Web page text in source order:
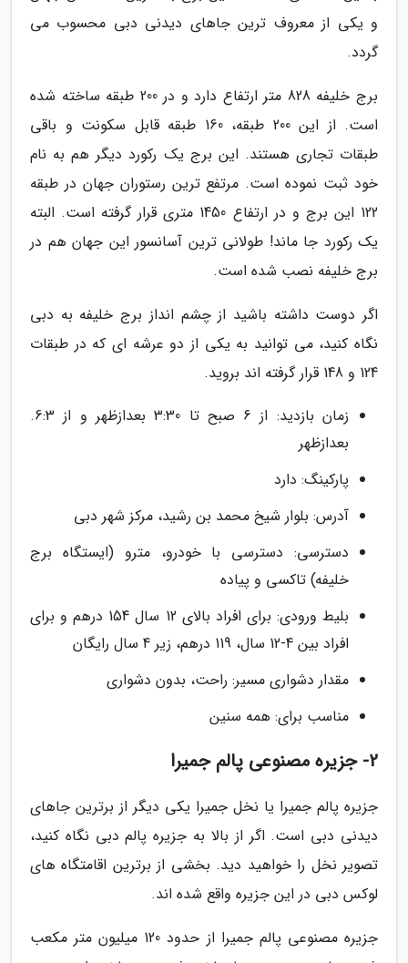
و یکی از معروف ترین جاهای دیدنی دبی محسوب می
گردد.
برج خلیفه 828 متر ارتفاع دارد و در 200 طبقه ساخته شده
است. از این 200 طبقه، 160 طبقه قابل سکونت و باقی
طبقات تجاری هستند. این برج یک رکورد دیگر هم به نام
خود ثبت نموده است. مرتفع ترین رستوران جهان در طبقه
122 این برج و در ارتفاع 1450 متری قرار گرفته است. البته
یک رکورد جا ماند! طولانی ترین آسانسور این جهان هم در
برج خلیفه نصب شده است.
اگر دوست داشته باشید از چشم انداز برج خلیفه به دبی
نگاه کنید، می توانید به یکی از دو عرشه ای که در طبقات
124 و 148 قرار گرفته اند بروید.
زمان بازدید: از 6 صبح تا 3:30 بعدازظهر و از 6:3.
بعدازظهر
پارکینگ: دارد
آدرس: بلوار شیخ محمد بن رشید، مرکز شهر دبی
دسترسی: دسترسی با خودرو، مترو (ایستگاه برج
خلیفه) تاکسی و پیاده
بلیط ورودی: برای افراد بالای 12 سال 154 درهم و برای
افراد بین 4-12 سال، 119 درهم، زیر 4 سال رایگان
مقدار دشواری مسیر: راحت، بدون دشواری
مناسب برای: همه سنین
2- جزیره مصنوعی پالم جمیرا
جزیره پالم جمیرا یا نخل جمیرا یکی دیگر از برترین جاهای
دیدنی دبی است. اگر از بالا به جزیره پالم دبی نگاه کنید،
تصویر نخل را خواهید دید. بخشی از برترین اقامتگاه های
لوکس دبی در این جزیره واقع شده اند.
جزیره مصنوعی پالم جمیرا از حدود 120 میلیون متر مکعب